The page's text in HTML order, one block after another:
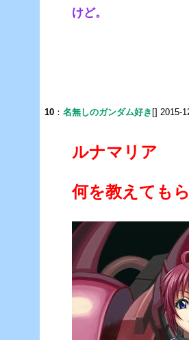
けど。
10 ： 名無しのガンダム好き [] 2015-
ルナマリア
何を教えても